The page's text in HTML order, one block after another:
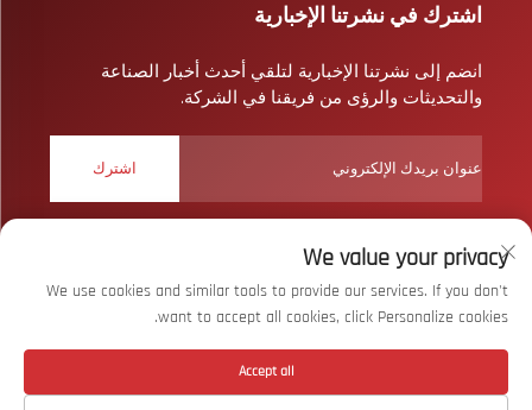
اشترك في نشرتنا الإخبارية
انضم إلى نشرتنا الإخبارية لتلقي أحدث أخبار الصناعة
والتحديثات والرؤى من فريقنا في الشركة.
اشترك
حقوق النشر © شركة ووهان بايزار سبورتس المحدودة. جميع الحقوق
محفوظة سياسة الخصوصية
We value your privacy
We use cookies and similar tools to provide our services. If you don't
want to accept all cookies, click Personalize cookies.
Accept all